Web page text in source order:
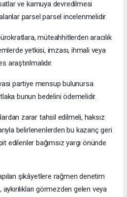
ve kamuya devredilmesi
parsel parsel incelenmelidir.
müteahhitlerden aracılık
yetkisi, imzası, ihmali veya
partiye mensup bulunursa
bunun bedelini ödemelidir.
zarar tahsil edilmeli, haksız
belirlenenlerden bu kazanç geri
edilenler bağımsız yargı önünde
şikâyetlere rağmen denetim
görmezden gelen veya